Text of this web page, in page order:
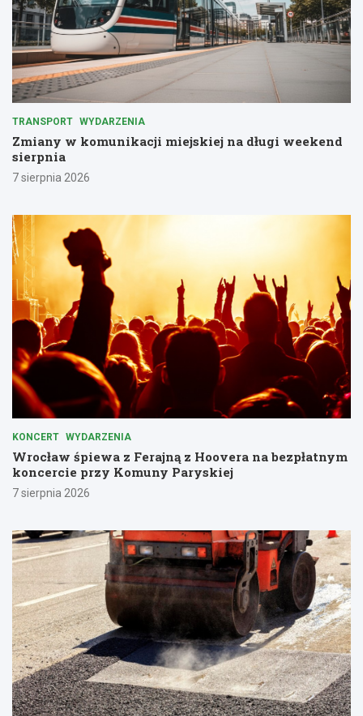
TRANSPORT WYDARZENIA
Zmiany w komunikacji miejskiej na długi weekend
sierpnia
7 sierpnia 2026
KONCERT WYDARZENIA
Wrocław śpiewa z Ferajną z Hoovera na bezpłatnym
koncercie przy Komuny Paryskiej
7 sierpnia 2026